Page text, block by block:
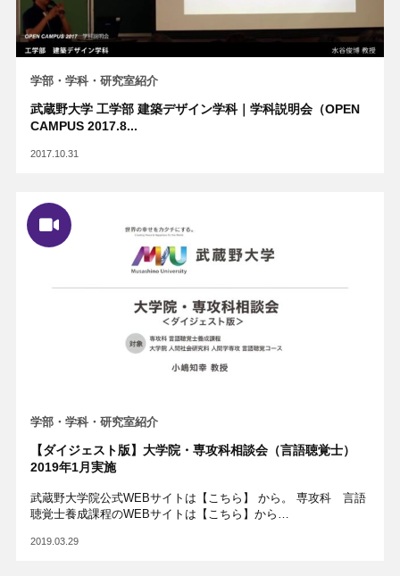
学部・学科・研究室紹介
武蔵野大学 工学部 建築デザイン学科｜学科説明会（OPEN
CAMPUS 2017.8...
2017.10.31
学部・学科・研究室紹介
【ダイジェスト版】大学院・専攻科相談会（言語聴覚士）
2019年1月実施
武蔵野大学院公式WEBサイトは【こちら】 から。 専攻科 言語
聴覚士養成課程のWEBサイトは【こちら】から…
2019.03.29